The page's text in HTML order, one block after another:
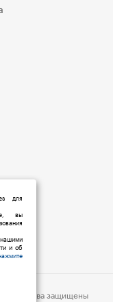
Все права защищены
для
вы
и об